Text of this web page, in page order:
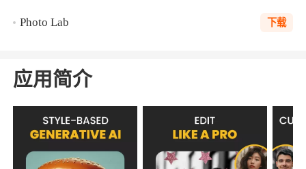
Photo Lab 下载
应用简介